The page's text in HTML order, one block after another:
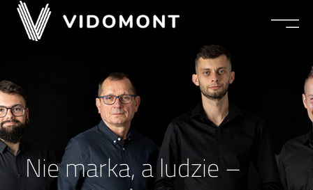
Kontakt
Nie marka, a ludzie –